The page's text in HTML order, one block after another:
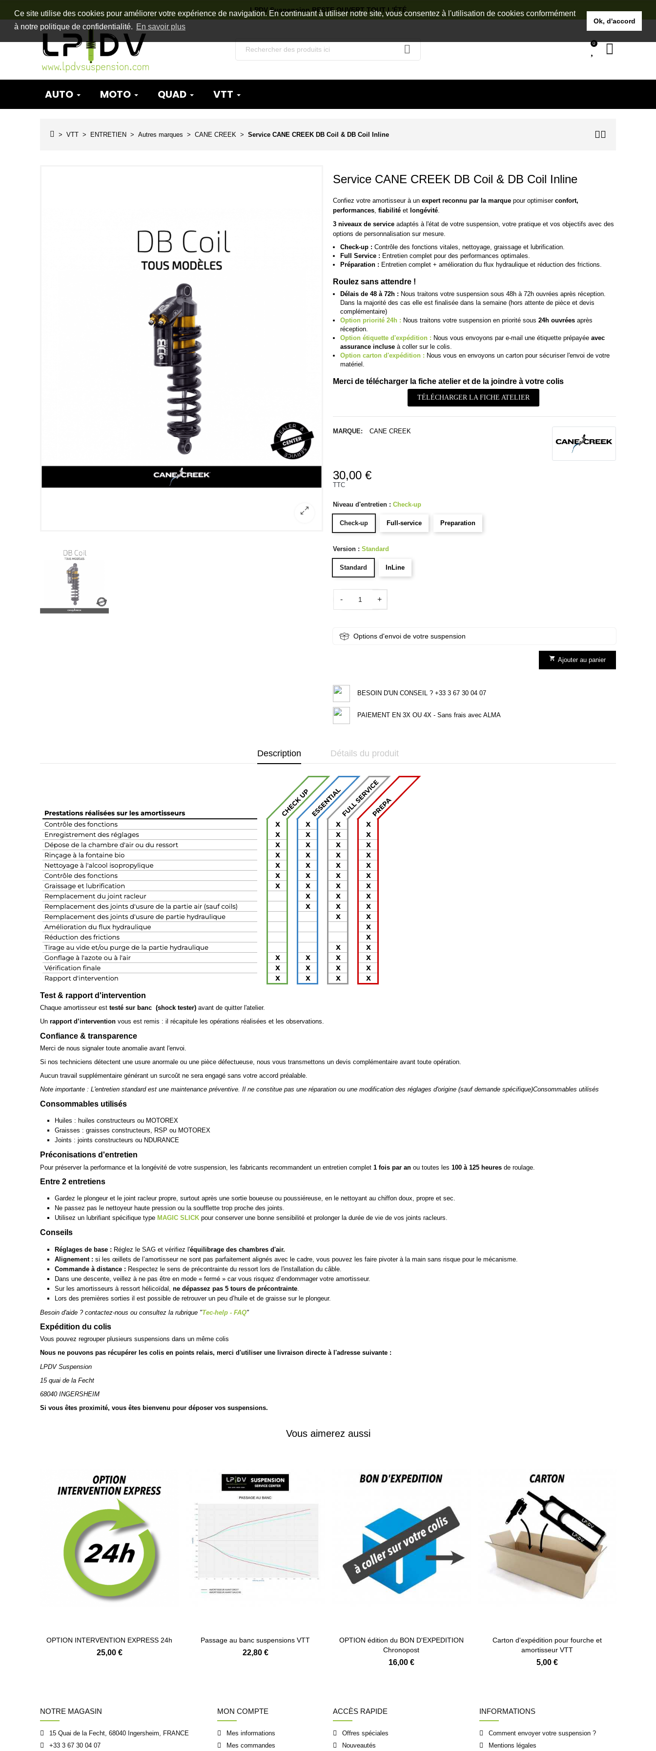
Ce site utilise des cookies pour améliorer votre expérience de navigation. En continuant à utiliser notre site, vous consentez à l'utilisation de cookies conformément
à notre politique de confidentialité. En savoir plus
Ok, d'accord
LPDV Suspension RESTE OUVERT TOUT L'ÉTÉ
0
AUTO MOTO QUAD VTT
VTT ENTRETIEN Autres marques CANE CREEK Service CANE CREEK DB Coil & DB Coil Inline
Service CANE CREEK DB Coil & DB Coil Inline
Confiez votre amortisseur à un expert reconnu par la marque pour optimiser confort,
performances fiabilité et longévité
3 niveaux de service adaptés à l'état de votre suspension, votre pratique et vos objectifs avec des
options de personnalisation sur mesure.
Check-up : Contrôle des fonctions vitales, nettoyage, graissage et lubrification.
Full Service : Entretien complet pour des performances optimales.
Préparation : Entretien complet + amélioration du flux hydraulique et réduction des frictions.
Roulez sans attendre !
Délais de 48 à 72h : Nous traitons votre suspension sous 48h à 72h ouvrées après réception.
Dans la majorité des cas elle est finalisée dans la semaine (hors attente de pièce et devis
complémentaire)
Option priorité 24h : Nous traitons votre suspension en priorité sous 24h ouvrées après
réception.
Option étiquette d'expédition : Nous vous envoyons par e-mail une étiquette prépayée avec
assurance incluse à coller sur le colis.
Option carton d'expédition : Nous vous en envoyons un carton pour sécuriser l'envoi de votre
matériel.
Merci de télécharger la fiche atelier et de la joindre à votre colis
TÉLÉCHARGER LA FICHE ATELIER
MARQUE: CANE CREEK
30,00 €
TTC
Niveau d'entretien : Check-up
Check-up Full-service Preparation
Version : Standard
Standard InLine
- +
Options d'envoi de votre suspension
 Ajouter au panier
BESOIN D'UN CONSEIL ? +33 3 67 30 04 07
PAIEMENT EN 3X OU 4X - Sans frais avec ALMA
Description Détails du produit
Test & rapport d'intervention
Chaque amortisseur est testé sur banc (shock tester) avant de quitter l'atelier.
Un rapport d’intervention vous est remis : il récapitule les opérations réalisées et les observations.
Confiance & transparence
Merci de nous signaler toute anomalie avant l'envoi.
Si nos techniciens détectent une usure anormale ou une pièce défectueuse, nous vous transmettons un devis complémentaire avant toute opération.
Aucun travail supplémentaire générant un surcoût ne sera engagé sans votre accord préalable.
Note importante : L'entretien standard est une maintenance préventive. Il ne constitue pas une réparation ou une modification des réglages d'origine (sauf demande spécifique)Consommables utilisés
Consommables utilisés
Huiles : huiles constructeurs ou MOTOREX
Graisses : graisses constructeurs, RSP ou MOTOREX
Joints : joints constructeurs ou NDURANCE
Préconisations d'entretien
Pour préserver la performance et la longévité de votre suspension, les fabricants recommandent un entretien complet 1 fois par an ou toutes les 100 à 125 heures de roulage.
Entre 2 entretiens
Gardez le plongeur et le joint racleur propre, surtout après une sortie boueuse ou poussiéreuse, en le nettoyant au chiffon doux, propre et sec.
Ne passez pas le nettoyeur haute pression ou la soufflette trop proche des joints.
Utilisez un lubrifiant spécifique type MAGIC SLICK pour conserver une bonne sensibilité et prolonger la durée de vie de vos joints racleurs.
Conseils
Réglages de base : Réglez le SAG et vérifiez l'équilibrage des chambres d'air.
Alignement : si les œillets de l’amortisseur ne sont pas parfaitement alignés avec le cadre, vous pouvez les faire pivoter à la main sans risque pour le mécanisme.
Commande à distance : Respectez le sens de précontrainte du ressort lors de l'installation du câble.
Dans une descente, veillez à ne pas être en mode « fermé » car vous risquez d’endommager votre amortisseur.
Sur les amortisseurs à ressort hélicoïdal, ne dépassez pas 5 tours de précontrainte
Lors des premières sorties il est possible de retrouver un peu d’huile et de graisse sur le plongeur.
Besoin d'aide ? contactez-nous ou consultez la rubrique "Tec-help - FAQ"
Expédition du colis
Vous pouvez regrouper plusieurs suspensions dans un même colis
Nous ne pouvons pas récupérer les colis en points relais, merci d'utiliser une livraison directe à l'adresse suivante :
LPDV Suspension
15 quai de la Fecht
68040 INGERSHEIM
Si vous êtes proximité, vous êtes bienvenu pour déposer vos suspensions.
Vous aimerez aussi
OPTION INTERVENTION EXPRESS 24h
25,00 €
Passage au banc suspensions VTT
22,80 €
OPTION édition du BON D'EXPEDITION
Chronopost
16,00 €
Carton d'expédition pour fourche et
amortisseur VTT
5,00 €
NOTRE MAGASIN
15 Quai de la Fecht, 68040 Ingersheim, FRANCE
+33 3 67 30 04 07
MON COMPTE
Mes informations
Mes commandes
ACCÈS RAPIDE
Offres spéciales
Nouveautés
INFORMATIONS
Comment envoyer votre suspension ?
Mentions légales